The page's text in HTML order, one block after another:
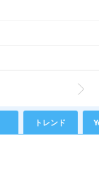
トレンド